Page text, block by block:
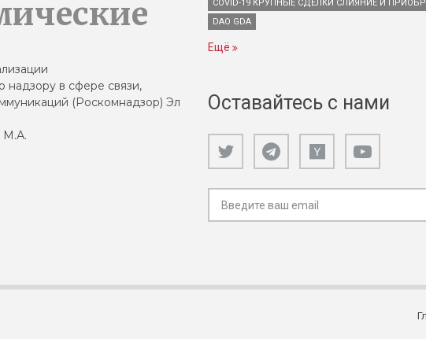
надзору в сфере связи,
(Роскомнадзор) Эл
М.А.
COVID-19 КРУПНЫЕ СДЕЛКИ СЛИЯНИЕ И
DAO GDA
Ещё
Оставайтесь с нами